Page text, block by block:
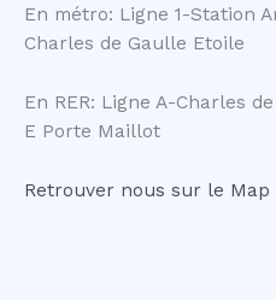
En métro: Ligne 1-Station
Charles de Gaulle Etoile
En RER: Ligne A-Charles
E Porte Maillot
Retrouver nous sur le Map